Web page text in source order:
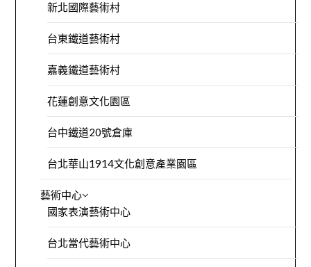
新北國際藝術村
台東鐵道藝術村
嘉義鐵道藝術村
花蓮創意文化園區
台中鐵道20號倉庫
台北華山1914文化創意產業園區
藝術中心
國家表演藝術中心
台北當代藝術中心